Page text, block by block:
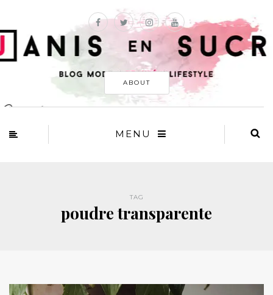
ABOUT
MENU
TAG
poudre transparente